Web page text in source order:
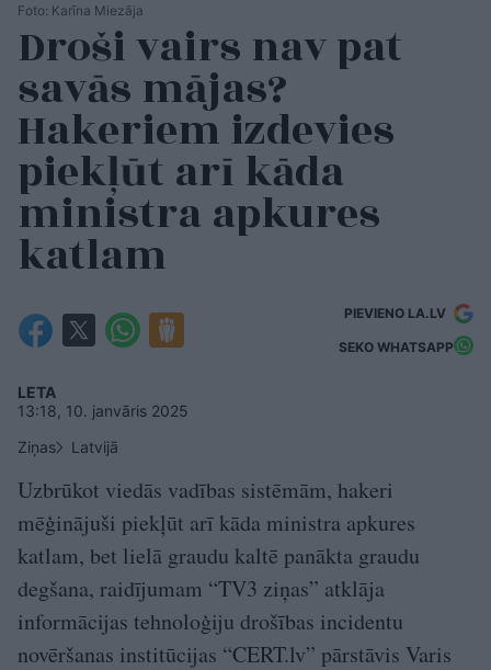
Foto: Karīna Miezāja
Droši vairs nav pat
savās mājas?
Hakeriem izdevies
piekļūt arī kāda
ministra apkures
katlam
PIEVIENO LA.LV
SEKO WHATSAPP
LETA
13:18, 10. janvāris 2025
Ziņas
Latvijā
Uzbrūkot viedās vadības sistēmām, hakeri
mēģinājuši piekļūt arī kāda ministra apkures
katlam, bet lielā graudu kaltē panākta graudu
degšana, raidījumam “TV3 ziņas” atklāja
informācijas tehnoloģiju drošības incidentu
novēršanas institūcijas “CERT.lv” pārstāvis Varis